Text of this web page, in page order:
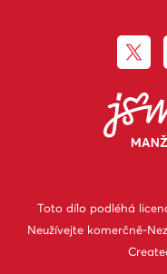
Toto dílo podléhá
Neužívejte komerčně-